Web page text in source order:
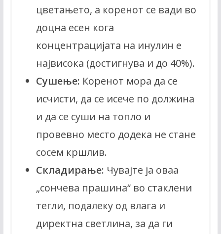
цветањето, а коренот се вади во
доцна есен кога
концентрацијата на инулин е
највисока (достигнува и до 40%).
Сушење: Коренот мора да се
исчисти, да се исече по должина
и да се суши на топло и
провевно место додека не стане
сосем кршлив.
Складирање: Чувајте ја оваа
„сончева прашина“ во стаклени
тегли, подалеку од влага и
директна светлина, за да ги